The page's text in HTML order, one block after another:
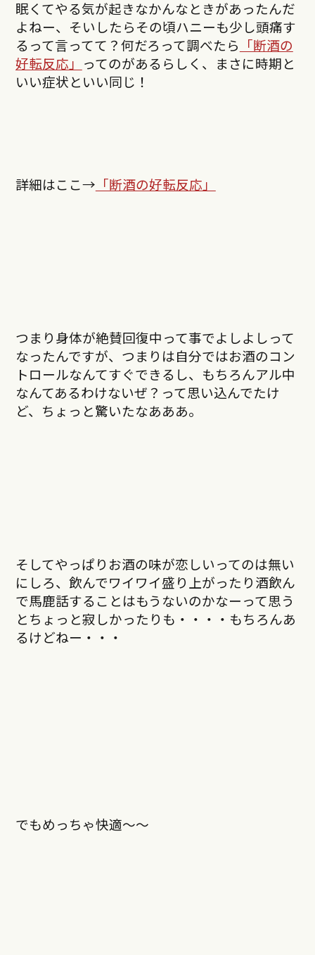
眠くてやる気が起きなかんなときがあったんだ
よねー、そいしたらその頃ハニーも少し頭痛す
るって言ってて？何だろって調べたら 「断酒の
好転反応」 ってのがあるらしく、まさに時期と
いい症状といい同じ！
詳細はここ→ 「断酒の好転反応」
つまり身体が絶賛回復中って事でよしよしって
なったんですが、つまりは自分ではお酒のコン
トロールなんてすぐできるし、もちろんアル中
なんてあるわけないぜ？って思い込んでたけ
ど、ちょっと驚いたなあああ。
そしてやっぱりお酒の味が恋しいってのは無い
にしろ、飲んでワイワイ盛り上がったり酒飲ん
で馬鹿話することはもうないのかなーって思う
とちょっと寂しかったりも・・・・もちろんあ
るけどねー・・・
でもめっちゃ快適〜〜